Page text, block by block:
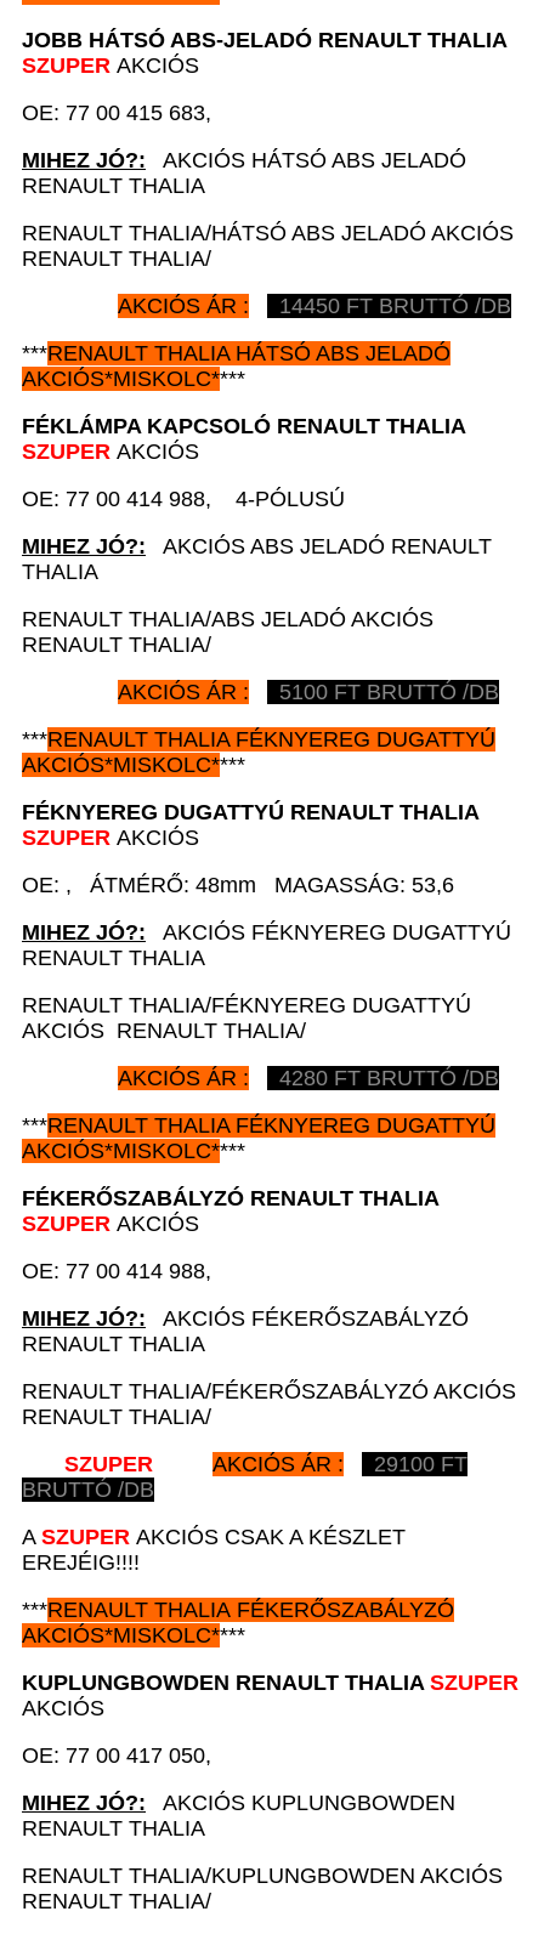
JOBB HÁTSÓ ABS-JELADÓ RENAULT THALIA
SZUPER AKCIÓS
OE: 77 00 415 683,
MIHEZ JÓ?: AKCIÓS HÁTSÓ ABS JELADÓ
RENAULT THALIA
RENAULT THALIA/HÁTSÓ ABS JELADÓ AKCIÓS
RENAULT THALIA/
AKCIÓS ÁR :
14450 FT BRUTTÓ /DB
***RENAULT THALIA HÁTSÓ ABS JELADÓ
AKCIÓS*MISKOLC****
FÉKLÁMPA KAPCSOLÓ RENAULT THALIA
SZUPER AKCIÓS
OE: 77 00 414 988, 4-PÓLUSÚ
MIHEZ JÓ?: AKCIÓS ABS JELADÓ RENAULT
THALIA
RENAULT THALIA/ABS JELADÓ AKCIÓS
RENAULT THALIA/
AKCIÓS ÁR :
5100 FT BRUTTÓ /DB
***RENAULT THALIA FÉKNYEREG DUGATTYÚ
AKCIÓS*MISKOLC****
FÉKNYEREG DUGATTYÚ RENAULT THALIA
SZUPER AKCIÓS
OE: , ÁTMÉRŐ: 48mm MAGASSÁG: 53,6
MIHEZ JÓ?: AKCIÓS FÉKNYEREG DUGATTYÚ
RENAULT THALIA
RENAULT THALIA/FÉKNYEREG DUGATTYÚ
AKCIÓS RENAULT THALIA/
AKCIÓS ÁR :
4280 FT BRUTTÓ /DB
***RENAULT THALIA FÉKNYEREG DUGATTYÚ
AKCIÓS*MISKOLC****
FÉKERŐSZABÁLYZÓ RENAULT THALIA
SZUPER AKCIÓS
OE: 77 00 414 988,
MIHEZ JÓ?: AKCIÓS FÉKERŐSZABÁLYZÓ
RENAULT THALIA
RENAULT THALIA/FÉKERŐSZABÁLYZÓ AKCIÓS
RENAULT THALIA/
SZUPER
AKCIÓS ÁR : 29100 FT
BRUTTÓ /DB
A SZUPER AKCIÓS CSAK A KÉSZLET
EREJÉIG!!!!
***RENAULT THALIA FÉKERŐSZABÁLYZÓ
AKCIÓS*MISKOLC****
KUPLUNGBOWDEN RENAULT THALIA SZUPER
AKCIÓS
OE: 77 00 417 050,
MIHEZ JÓ?: AKCIÓS KUPLUNGBOWDEN
RENAULT THALIA
RENAULT THALIA/KUPLUNGBOWDEN AKCIÓS
RENAULT THALIA/